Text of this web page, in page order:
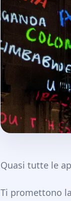
Quasi tutte le
Ti promettono